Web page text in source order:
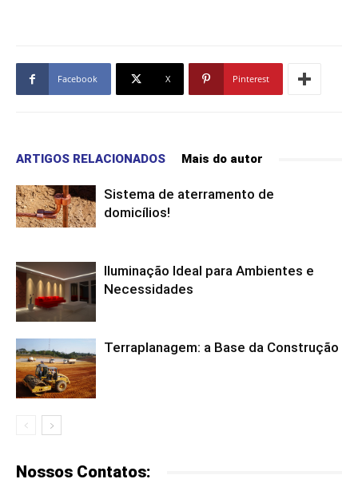
Facebook X Pinterest
ARTIGOS RELACIONADOS Mais do autor
Sistema de aterramento de
domicílios!
Iluminação Ideal para Ambientes e
Necessidades
Terraplanagem: a Base da Construção
Nossos Contatos: